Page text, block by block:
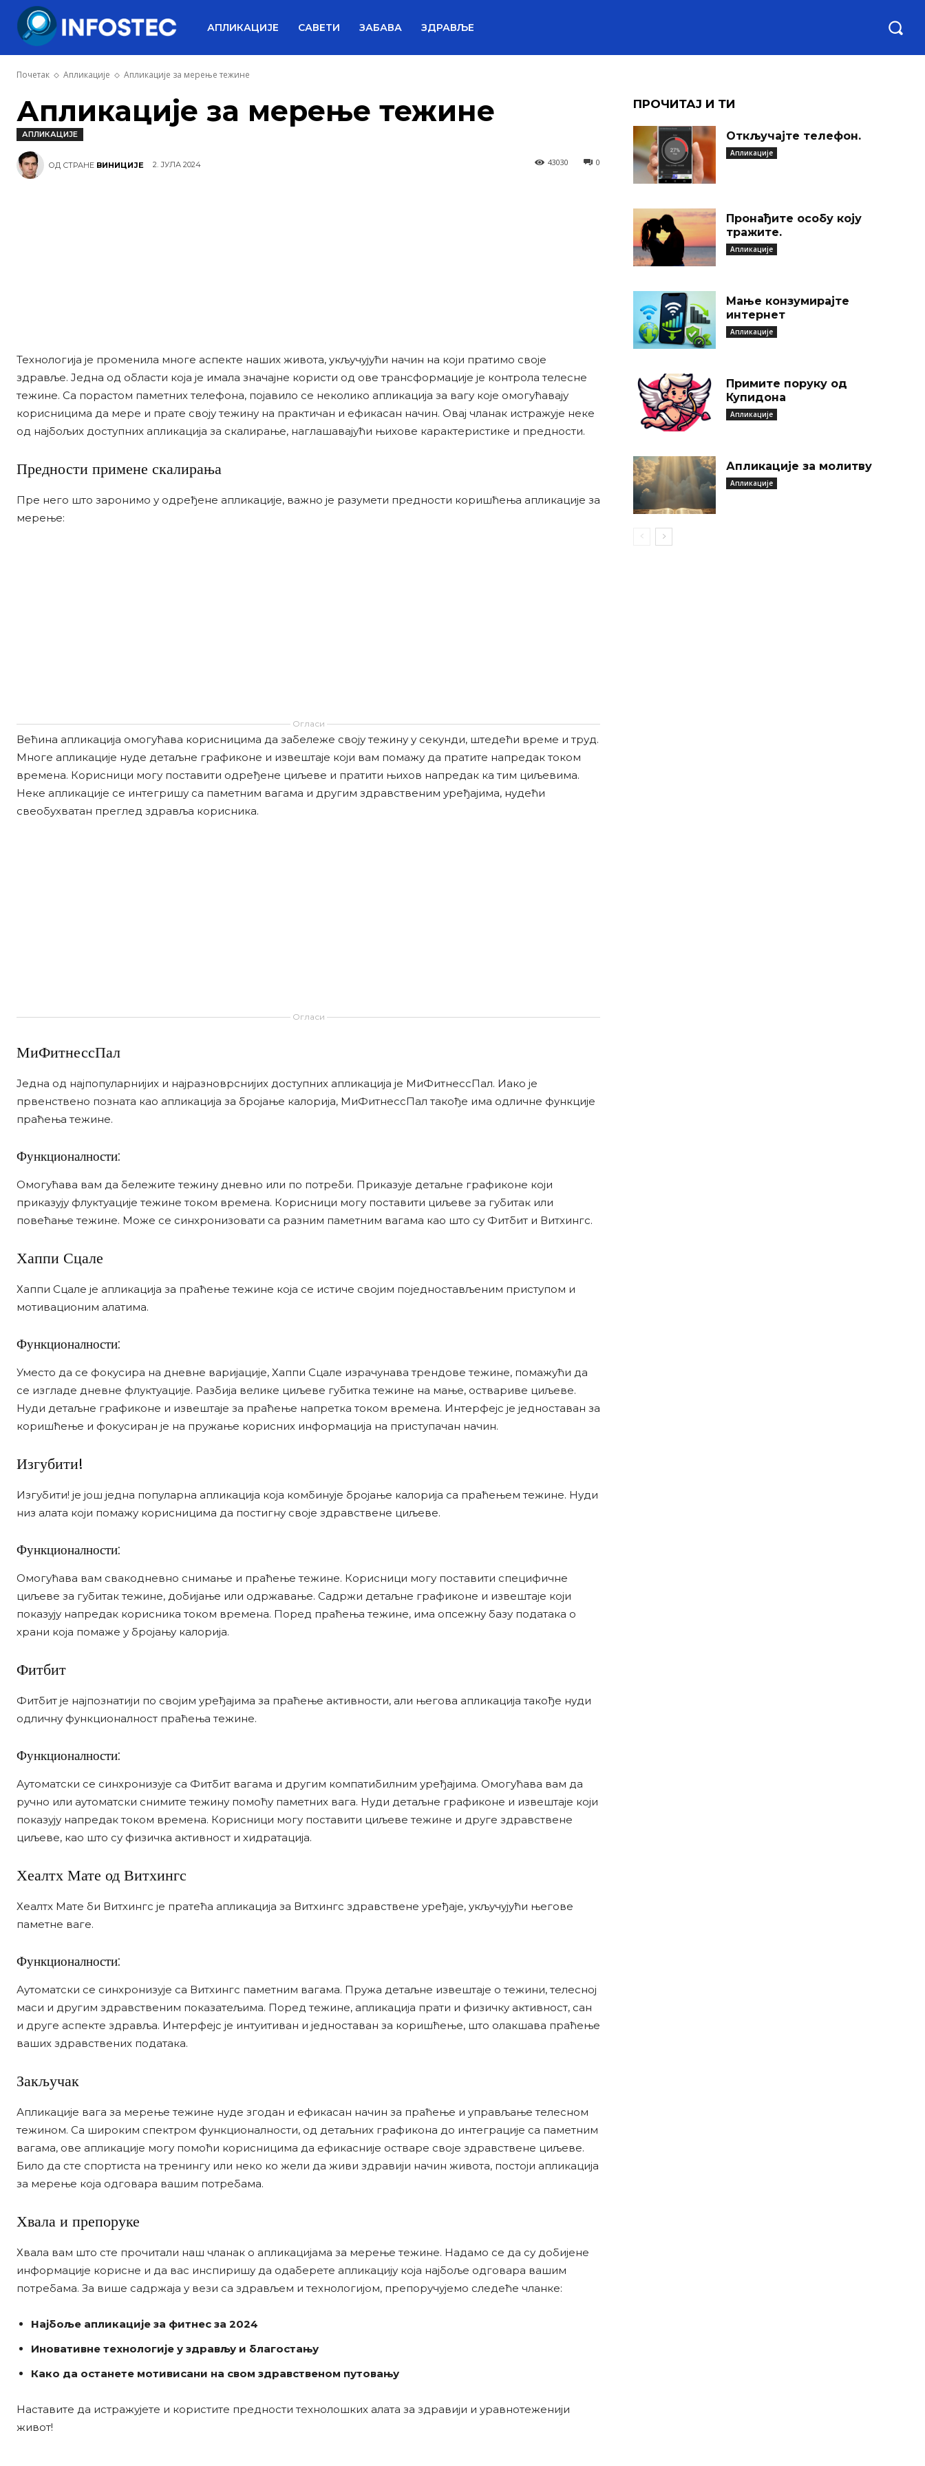
АПЛИКАЦИЈЕ САВЕТИ ЗАБАВА ЗДРАВЉЕ
Почетак Апликације Апликације за мерење тежине
Апликације за мерење тежине
АПЛИКАЦИЈЕ
ОД СТРАНЕ ВИНИЦИЈЕ 2. ЈУЛА 2024 0
43030
Технологија је променила многе аспекте наших живота, укључујући начин на који пратимо своје
здравље. Једна од области која је имала значајне користи од ове трансформације је контрола телесне
тежине. Са порастом паметних телефона, појавило се неколико апликација за вагу које омогућавају
корисницима да мере и прате своју тежину на практичан и ефикасан начин. Овај чланак истражује неке
од најбољих доступних апликација за скалирање, наглашавајући њихове карактеристике и предности.
Предности примене скалирања
Пре него што заронимо у одређене апликације, важно је разумети предности коришћења апликације за
мерење:
Огласи
Већина апликација омогућава корисницима да забележе своју тежину у секунди, штедећи време и труд.
Многе апликације нуде детаљне графиконе и извештаје који вам помажу да пратите напредак током
времена. Корисници могу поставити одређене циљеве и пратити њихов напредак ка тим циљевима.
Неке апликације се интегришу са паметним вагама и другим здравственим уређајима, нудећи
свеобухватан преглед здравља корисника.
Огласи
МиФитнессПал
Једна од најпопуларнијих и најразноврснијих доступних апликација је МиФитнессПал. Иако је
првенствено позната као апликација за бројање калорија, МиФитнессПал такође има одличне функције
праћења тежине.
Функционалности:
Омогућава вам да бележите тежину дневно или по потреби. Приказује детаљне графиконе који
приказују флуктуације тежине током времена. Корисници могу поставити циљеве за губитак или
повећање тежине. Може се синхронизовати са разним паметним вагама као што су Фитбит и Витхингс.
Хаппи Сцале
Хаппи Сцале је апликација за праћење тежине која се истиче својим поједностављеним приступом и
мотивационим алатима.
Функционалности:
Уместо да се фокусира на дневне варијације, Хаппи Сцале израчунава трендове тежине, помажући да
се изгладе дневне флуктуације. Разбија велике циљеве губитка тежине на мање, оствариве циљеве.
Нуди детаљне графиконе и извештаје за праћење напретка током времена. Интерфејс је једноставан за
коришћење и фокусиран је на пружање корисних информација на приступачан начин.
Изгубити!
Изгубити! је још једна популарна апликација која комбинује бројање калорија са праћењем тежине. Нуди
низ алата који помажу корисницима да постигну своје здравствене циљеве.
Функционалности:
Омогућава вам свакодневно снимање и праћење тежине. Корисници могу поставити специфичне
циљеве за губитак тежине, добијање или одржавање. Садржи детаљне графиконе и извештаје који
показују напредак корисника током времена. Поред праћења тежине, има опсежну базу података о
храни која помаже у бројању калорија.
Фитбит
Фитбит је најпознатији по својим уређајима за праћење активности, али његова апликација такође нуди
одличну функционалност праћења тежине.
Функционалности:
Аутоматски се синхронизује са Фитбит вагама и другим компатибилним уређајима. Омогућава вам да
ручно или аутоматски снимите тежину помоћу паметних вага. Нуди детаљне графиконе и извештаје који
показују напредак током времена. Корисници могу поставити циљеве тежине и друге здравствене
циљеве, као што су физичка активност и хидратација.
Хеалтх Мате од Витхингс
Хеалтх Мате би Витхингс је пратећа апликација за Витхингс здравствене уређаје, укључујући његове
паметне ваге.
Функционалности:
Аутоматски се синхронизује са Витхингс паметним вагама. Пружа детаљне извештаје о тежини, телесној
маси и другим здравственим показатељима. Поред тежине, апликација прати и физичку активност, сан
и друге аспекте здравља. Интерфејс је интуитиван и једноставан за коришћење, што олакшава праћење
ваших здравствених података.
Закључак
Апликације вага за мерење тежине нуде згодан и ефикасан начин за праћење и управљање телесном
тежином. Са широким спектром функционалности, од детаљних графикона до интеграције са паметним
вагама, ове апликације могу помоћи корисницима да ефикасније остваре своје здравствене циљеве.
Било да сте спортиста на тренингу или неко ко жели да живи здравији начин живота, постоји апликација
за мерење која одговара вашим потребама.
Хвала и препоруке
Хвала вам што сте прочитали наш чланак о апликацијама за мерење тежине. Надамо се да су добијене
информације корисне и да вас инспиришу да одаберете апликацију која најбоље одговара вашим
потребама. За више садржаја у вези са здрављем и технологијом, препоручујемо следеће чланке:
Најбоље апликације за фитнес за 2024
Иновативне технологије у здрављу и благостању
Како да останете мотивисани на свом здравственом путовању
Наставите да истражујете и користите предности технолошких алата за здравији и уравнотеженији
живот!
ПРОЧИТАЈ И ТИ
Откључајте телефон.
Апликације
Пронађите особу коју
тражите.
Апликације
Мање конзумирајте
интернет
Апликације
Примите поруку од
Купидона
Апликације
Апликације за молитву
Апликације